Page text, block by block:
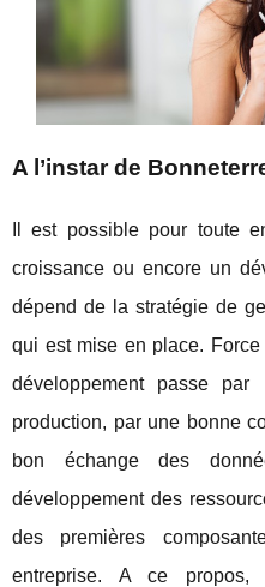
A l’instar de
Il est possible pour toute
croissance ou encore un
dépend de la stratégie de
qui est mise en place. Force
développement passe
production, par une bonne
bon échange des
développement des
des premières
entreprise. A ce propos,